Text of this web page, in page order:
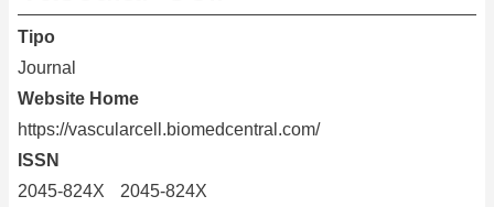
Tipo
Journal
Website Home
https://vascularcell.biomedcentral.com/
ISSN
2045-824X
2045-824X